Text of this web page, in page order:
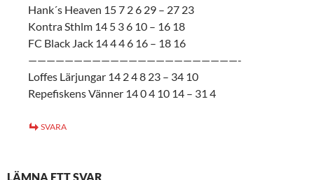
Hank´s Heaven 15 7 2 6 29 – 27 23
Kontra Sthlm 14 5 3 6 10 – 16 18
FC Black Jack 14 4 4 6 16 – 18 16
———————————————————————-
Loffes Lärjungar 14 2 4 8 23 – 34 10
Repefiskens Vänner 14 0 4 10 14 – 31 4
SVARA
LÄMNA ETT SVAR